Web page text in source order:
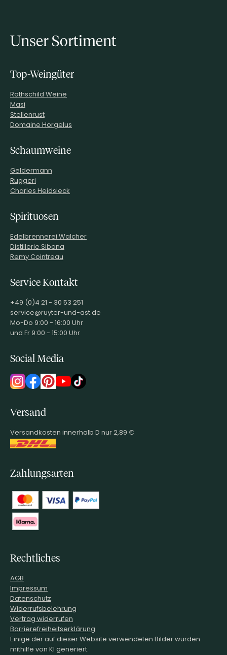
Unser Sortiment
Top-Weingüter
Rothschild Weine
Masi
Stellenrust
Domaine Horgelus
Schaumweine
Geldermann
Ruggeri
Charles Heidsieck
Spirituosen
Edelbrennerei Walcher
Distillerie Sibona
Remy Cointreau
Service Kontakt
+49 (0)4 21 - 30 53 251
service@ruyter-und-ast.de
Mo-Do 9:00 - 16:00 Uhr
und Fr 9:00 - 15:00 Uhr
Social Media
Versand
Versandkosten innerhalb D nur 2,89 €
Zahlungsarten
Rechtliches
AGB
Impressum
Datenschutz
Widerrufsbelehrung
Vertrag widerrufen
Barrierefreiheitserklärung
Einige der auf dieser Website verwendeten Bilder wurden
mithilfe von KI generiert.